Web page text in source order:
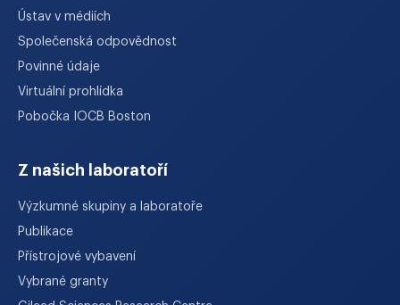
Ústav v médiích
Společenská odpovědnost
Povinné údaje
Virtuální prohlídka
Pobočka IOCB Boston
Z našich laboratoří
Výzkumné skupiny a laboratoře
Publikace
Přístrojové vybavení
Vybrané granty